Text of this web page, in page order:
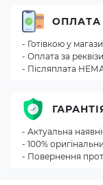
ОПЛАТА
- Готівкою у
- Оплата за
- Післяплата
- Актуальна
- 100%
- Повернення